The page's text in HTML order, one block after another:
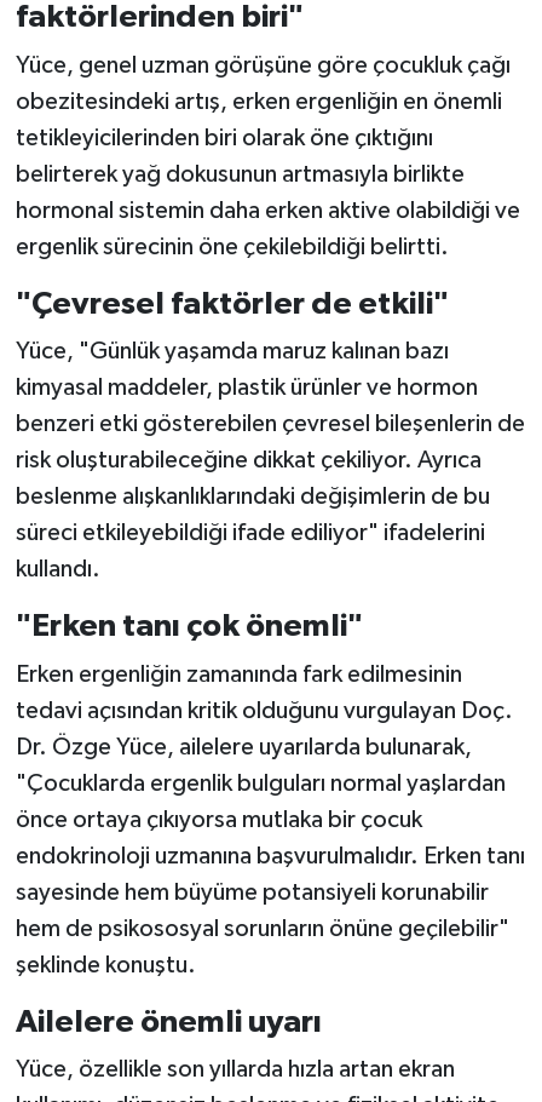
faktörlerinden biri"
Yüce, genel uzman görüşüne göre çocukluk çağı
obezitesindeki artış, erken ergenliğin en önemli
tetikleyicilerinden biri olarak öne çıktığını
belirterek yağ dokusunun artmasıyla birlikte
hormonal sistemin daha erken aktive olabildiği ve
ergenlik sürecinin öne çekilebildiği belirtti.
"Çevresel faktörler de etkili"
Yüce, "Günlük yaşamda maruz kalınan bazı
kimyasal maddeler, plastik ürünler ve hormon
benzeri etki gösterebilen çevresel bileşenlerin de
risk oluşturabileceğine dikkat çekiliyor. Ayrıca
beslenme alışkanlıklarındaki değişimlerin de bu
süreci etkileyebildiği ifade ediliyor" ifadelerini
kullandı.
"Erken tanı çok önemli"
Erken ergenliğin zamanında fark edilmesinin
tedavi açısından kritik olduğunu vurgulayan Doç.
Dr. Özge Yüce, ailelere uyarılarda bulunarak,
"Çocuklarda ergenlik bulguları normal yaşlardan
önce ortaya çıkıyorsa mutlaka bir çocuk
endokrinoloji uzmanına başvurulmalıdır. Erken tanı
sayesinde hem büyüme potansiyeli korunabilir
hem de psikososyal sorunların önüne geçilebilir"
şeklinde konuştu.
Ailelere önemli uyarı
Yüce, özellikle son yıllarda hızla artan ekran